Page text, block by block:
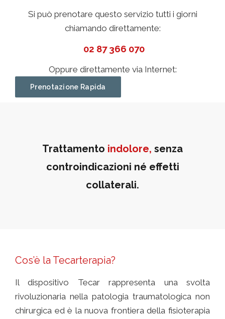
Si può prenotare questo servizio tutti i giorni
chiamando direttamente:
02 87 366 070
Oppure direttamente via Internet:
Prenotazione Rapida
Trattamento indolore, senza
controindicazioni né effetti
collaterali.
Cos’è la Tecarterapia?
Il dispositivo Tecar rappresenta una svolta
rivoluzionaria nella patologia traumatologica non
chirurgica ed è la nuova frontiera della fisioterapia